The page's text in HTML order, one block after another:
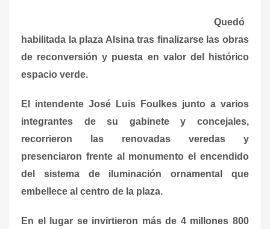
Quedó
habilitada la plaza Alsina tras finalizarse las obras
de reconversión y puesta en valor del histórico
espacio verde.
El intendente José Luis Foulkes junto a varios
integrantes de su gabinete y concejales,
recorrieron las renovadas veredas y
presenciaron frente al monumento el encendido
del sistema de iluminación ornamental que
embellece al centro de la plaza.
En el lugar se invirtieron más de 4 millones 800